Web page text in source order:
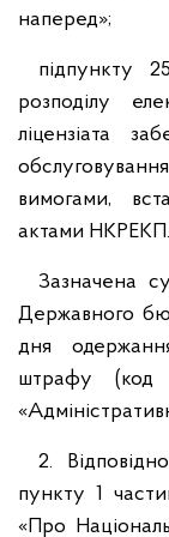
наперед»;
підпункту
розподілу
ліцензіата
вимогами,
актами НКРЕКП.
Зазначена
Державного
дня
штрафу (код
2.
пункту 1
«Про